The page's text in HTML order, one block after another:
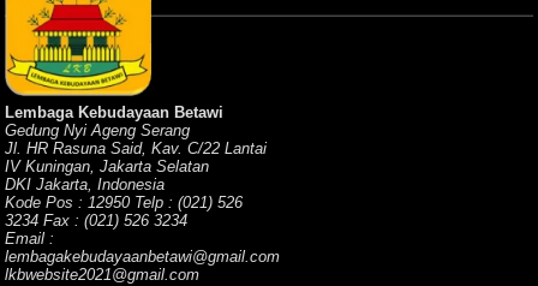
Lembaga Kebudayaan Betawi
Gedung Nyi Ageng Serang
Jl. HR Rasuna Said, Kav. C/22 Lantai
IV Kuningan, Jakarta Selatan
DKI Jakarta, Indonesia
Kode Pos : 12950 Telp : (021) 526
3234 Fax : (021) 526 3234
Email :
lembagakebudayaanbetawi@gmail.com
lkbwebsite2021@gmail.com